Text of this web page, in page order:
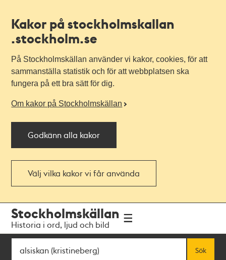
Kakor på stockholmskallan
.stockholm.se
På Stockholmskällan använder vi kakor, cookies, för att
sammanställa statistik och för att webbplatsen ska
fungera på ett bra sätt för dig.
Om kakor på Stockholmskällan
Godkänn alla kakor
Välj vilka kakor vi får använda
navigationen
huvudinnehållet
Stockholmskällan
Historia i ord, ljud och bild
Sök
Sök